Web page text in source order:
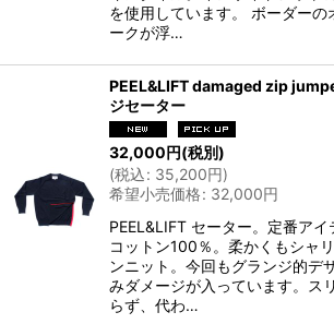
を使用しています。 ボーダーの
ークが浮…
PEEL&LIFT damaged zip
ジセーター
32,000円(税別)
(税込: 35,200円)
希望小売価格: 32,000円
PEEL&LIFT セーター。定番アイ
コットン100％。柔かくもシャ
ンニット。今回もグランジ的デ
みダメージが入っています。ス
らず、代わ…